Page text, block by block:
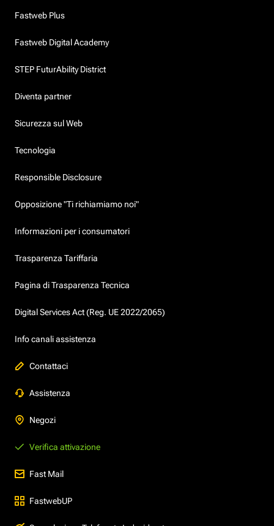
Fastweb Plus
Fastweb Digital Academy
STEP FuturAbility District
Diventa partner
Sicurezza sul Web
Tecnologia
Responsible Disclosure
Opposizione "Ti richiamiamo noi"
Informazioni per i consumatori
Trasparenza Tariffaria
Pagina di Trasparenza Tecnica
Digital Services Act (Reg. UE 2022/2065)
Info canali assistenza
Contattaci
Assistenza
Negozi
Verifica attivazione
Fast Mail
FastwebUP